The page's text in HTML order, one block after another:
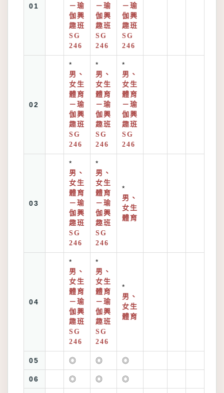
01
－瑜
伽興
趣班
SG
246
－瑜
伽興
趣班
SG
246
－瑜
伽興
趣班
SG
246
02
*
男、
女生
體育
－瑜
伽興
趣班
SG
246
*
男、
女生
體育
－瑜
伽興
趣班
SG
246
*
男、
女生
體育
－瑜
伽興
趣班
SG
246
03
*
男、
女生
體育
－瑜
伽興
趣班
SG
246
*
男、
女生
體育
－瑜
伽興
趣班
SG
246
*
男、
女生
體育
04
*
男、
女生
體育
－瑜
伽興
趣班
SG
246
*
男、
女生
體育
－瑜
伽興
趣班
SG
246
*
男、
女生
體育
05 ◎ ◎ ◎
06 ◎ ◎ ◎